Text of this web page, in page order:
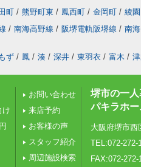
町 / 熊野町東 / 鳳西町 / 金岡町 / 綾園
/ 南海高野線 / 阪堺電軌阪堺線 / 南
ず / 鳳 / 湊 / 深井 / 東羽衣 / 富木 /
け
お問い合わせ
来店予約
お客様の声
スタッフ紹介
周辺施設検索
堺市の一
パキラホ
大阪府堺市西
TEL:072-272-
FAX:072-272-